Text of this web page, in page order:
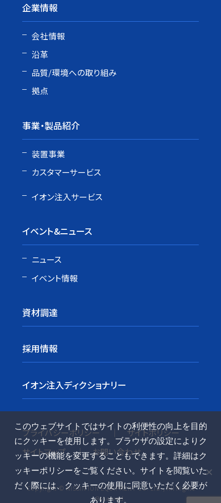
企業情報
会社情報
沿革
品質/環境への取り組み
拠点
事業・製品紹介
装置事業
カスタマーサービス
イオン注入サービス
イベント&ニュース
ニュース
イベント情報
資材調達
採用情報
イオン注入ディクショナリー
Copyright © NISSIN ION EQUIPMENT CO. LTD., All Rights
Reserved.
プライバシーポリシー
サイトポリシー
サイトマップ
お問い合わせ
このウェブサイトではサイトの利便性の向上を目的
にクッキーを使用します。ブラウザの設定によりク
ッキーの機能を変更することもできます。詳細はク
ッキーポリシーをご覧ください。サイトを閲覧いた
だく際には、クッキーの使用に同意いただく必要が
あります。